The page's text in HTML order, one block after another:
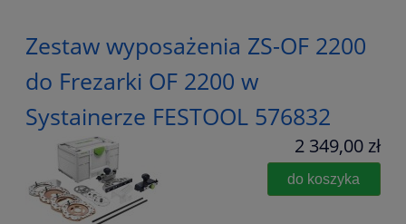
Zestaw wyposażenia ZS-OF 2200
do Frezarki OF 2200 w
Systainerze FESTOOL 576832
2 349,00 zł
do koszyka